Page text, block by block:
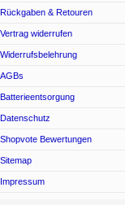
Rückgaben & Retouren
Vertrag widerrufen
Widerrufsbelehrung
AGBs
Batterieentsorgung
Datenschutz
Shopvote Bewertungen
Sitemap
Impressum